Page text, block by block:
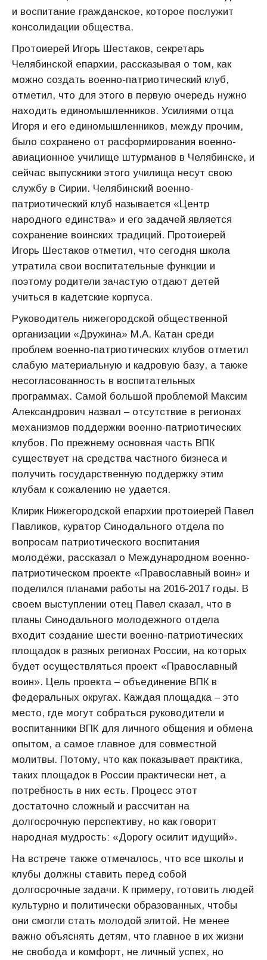
и воспитание гражданское, которое послужит
консолидации общества.
Протоиерей Игорь Шестаков, секретарь
Челябинской епархии, рассказывая о том, как
можно создать военно-патриотический клуб,
отметил, что для этого в первую очередь нужно
находить единомышленников. Усилиями отца
Игоря и его единомышленников, между прочим,
было сохранено от расформирования военно-
авиационное училище штурманов в Челябинске, и
сейчас выпускники этого училища несут свою
службу в Сирии. Челябинский военно-
патриотический клуб называется «Центр
народного единства» и его задачей является
сохранение воинских традиций. Протоиерей
Игорь Шестаков отметил, что сегодня школа
утратила свои воспитательные функции и
поэтому родители зачастую отдают детей
учиться в кадетские корпуса.
Руководитель нижегородской общественной
организации «Дружина» М.А. Катан среди
проблем военно-патриотических клубов отметил
слабую материальную и кадровую базу, а также
несогласованность в воспитательных
программах. Самой большой проблемой Максим
Александрович назвал – отсутствие в регионах
механизмов поддержки военно-патриотических
клубов. По прежнему основная часть ВПК
существует на средства частного бизнеса и
получить государственную поддержку этим
клубам к сожалению не удается.
Клирик Нижегородской епархии протоиерей Павел
Павликов, куратор Синодального отдела по
вопросам патриотического воспитания
молодёжи, рассказал о Международном военно-
патриотическом проекте «Православный воин» и
поделился планами работы на 2016-2017 годы. В
своем выступлении отец Павел сказал, что в
планы Синодального молодежного отдела
входит создание шести военно-патриотических
площадок в разных регионах России, на которых
будет осуществляться проект «Православный
воин». Цель проекта – объединение ВПК в
федеральных округах. Каждая площадка – это
место, где могут собраться руководители и
воспитанники ВПК для личного общения и обмена
опытом, а самое главное для совместной
молитвы. Потому, что как показывает практика,
таких площадок в России практически нет, а
потребность в них есть. Процесс этот
достаточно сложный и рассчитан на
долгосрочную перспективу, но как говорит
народная мудрость: «Дорогу осилит идущий».
На встрече также отмечалось, что все школы и
клубы должны ставить перед собой
долгосрочные задачи. К примеру, готовить людей
культурно и политически образованных, чтобы
они смогли стать молодой элитой. Не менее
важно объяснять детям, что главное в их жизни
не свобода и комфорт, не личный успех, но